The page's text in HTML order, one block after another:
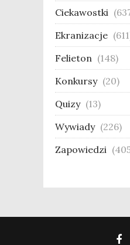
Ciekawostki
Ekranizacje
Felieton (148)
Konkursy (20)
Quizy (13)
Wywiady (226)
Zapowiedzi